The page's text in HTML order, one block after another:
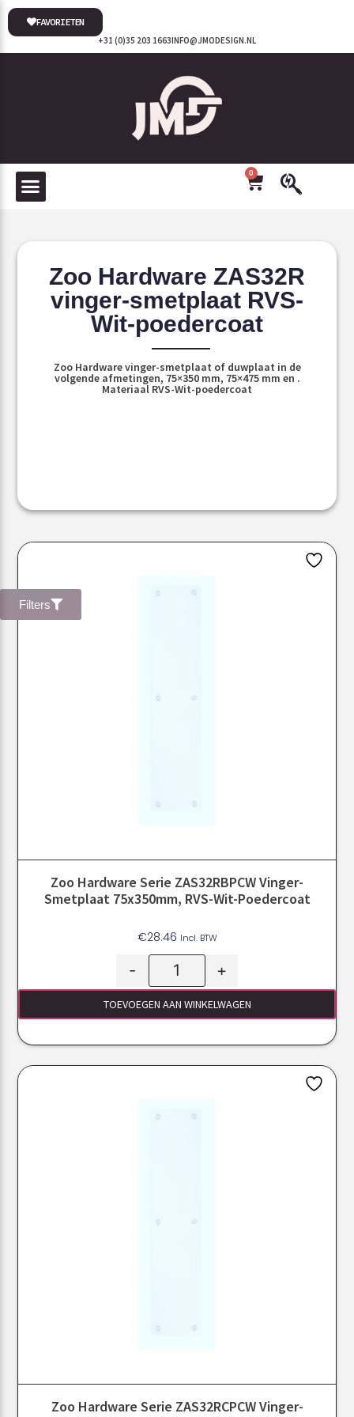
INFO@JMODESIGN.NL
+31 (0)35 203 1663
FAVORIETEN
0
Zoo Hardware ZAS32R
vinger-smetplaat RVS-
Wit-poedercoat
Zoo Hardware vinger-smetplaat of duwplaat in de
volgende afmetingen, 75×350 mm, 75×475 mm en .
Materiaal RVS-Wit-poedercoat
Filters
Zoo Hardware Serie ZAS32RBPCW Vinger-
Smetplaat 75x350mm, RVS-Wit-Poedercoat
€28.46 Incl. BTW
- +
TOEVOEGEN AAN WINKELWAGEN
Zoo Hardware Serie ZAS32RCPCW Vinger-